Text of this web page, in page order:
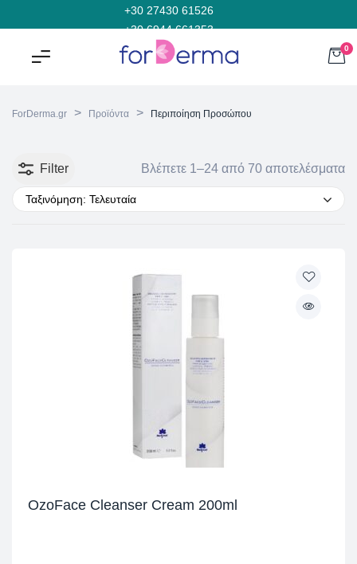
+30 27430 61526
+30 6944 661353
0
ForDerma.gr > Προϊόντα > Περιποίηση Προσώπου
Filter Βλέπετε 1–24 από 70 αποτελέσματα
Ταξινόμηση: Τελευταία
OzoFace Cleanser Cream 200ml